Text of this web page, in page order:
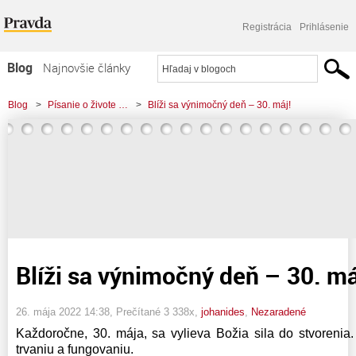
Registrácia Prihlásenie
Blog
Najnovšie články
Najčítanejšie články
Najkomentovanejšie články
Blog > Písanie o živote … > Blíži sa výnimočný deň – 30. máj!
Blíži sa výnimočný deň – 30.
26. mája 2022 14:38 , Prečítané 3 338x, johanides Nezaradené
Každoročne, 30. mája, sa vylieva Božia sila do
trvaniu a fungovaniu.